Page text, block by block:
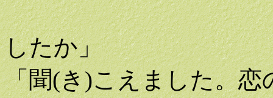
「そんな風
したか」
「聞(き)こえました。